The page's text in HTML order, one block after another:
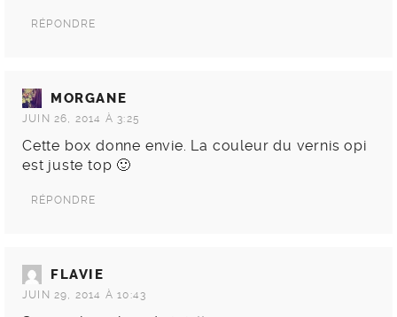
RÉPONDRE
MORGANE
JUIN 26, 2014 À 3:25
Cette box donne envie. La couleur du vernis opi
est juste top 🙂
RÉPONDRE
FLAVIE
JUIN 29, 2014 À 10:43